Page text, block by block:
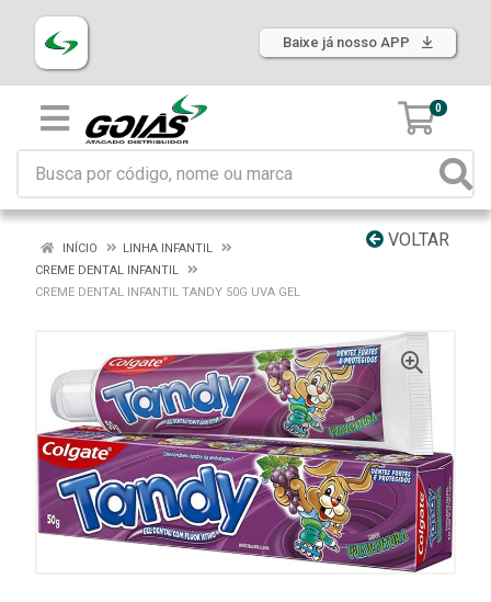
Baixe já nosso APP
0
VOLTAR
INÍCIO
LINHA INFANTIL
CREME DENTAL INFANTIL
CREME DENTAL INFANTIL TANDY 50G UVA GEL